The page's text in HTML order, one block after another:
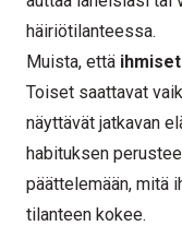
häiriötilanteessa.
Muista, että
Toiset saattavat
näyttävät jatkavan
habituksen
päättelemään, mitä
tilanteen kokee.